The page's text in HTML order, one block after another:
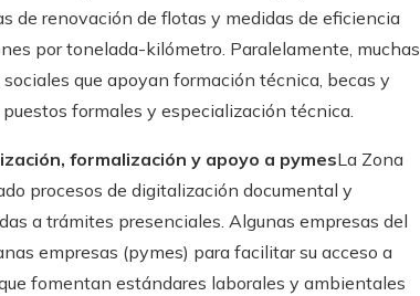
de renovación de flotas y medidas de eficiencia
por tonelada-kilómetro. Paralelamente, muchas
que apoyan formación técnica, becas y
formales y especialización técnica.
formalización y apoyo a pymesLa Zona
procesos de digitalización documental y
a trámites presenciales. Algunas empresas del
empresas (pymes) para facilitar su acceso a
fomentan estándares laborales y ambientales